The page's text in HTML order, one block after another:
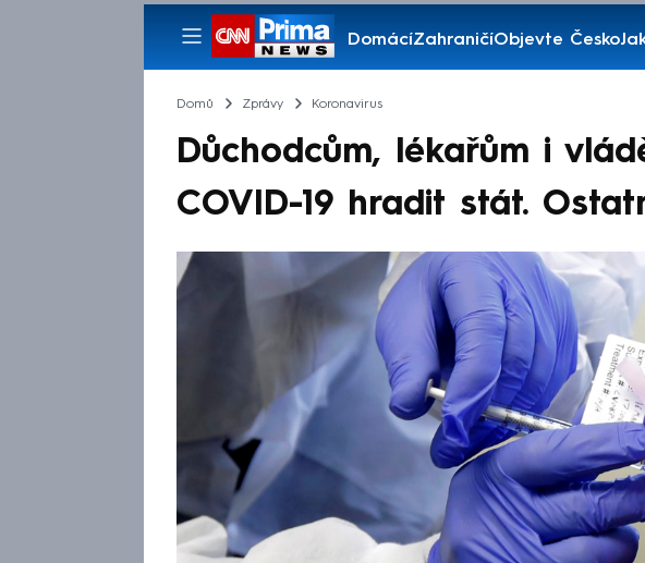
DomácíZahraničíObjevte Česko
Pořady
Domů Zprávy Koronavirus
Důchodcům, lékařům i
COVID-19 hradit stát.